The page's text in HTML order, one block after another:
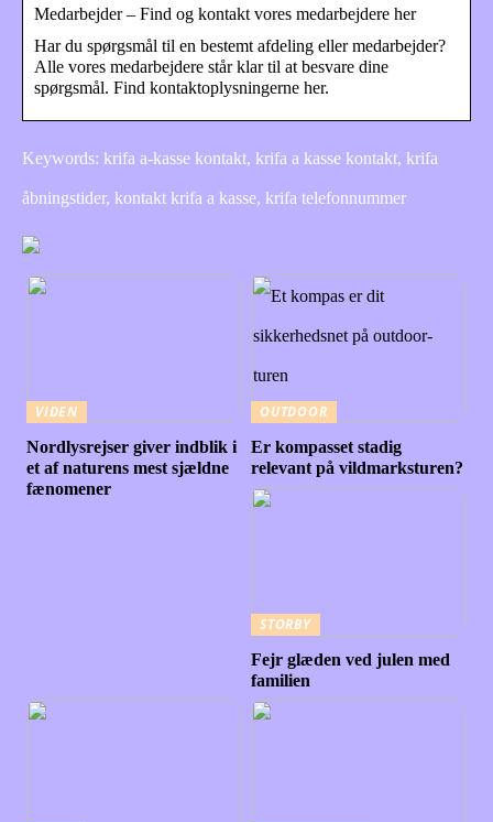
Medarbejder – Find og kontakt vores medarbejdere her
Har du spørgsmål til en bestemt afdeling eller medarbejder?
Alle vores medarbejdere står klar til at besvare dine
spørgsmål. Find kontaktoplysningerne her.
Keywords: krifa a-kasse kontakt, krifa a kasse kontakt, krifa
åbningstider, kontakt krifa a kasse, krifa telefonnummer
VIDEN
Nordlysrejser giver indblik i
et af naturens mest sjældne
fænomener
OUTDOOR
Er kompasset stadig
relevant på vildmarksturen?
STORBY
Fejr glæden ved julen med
familien